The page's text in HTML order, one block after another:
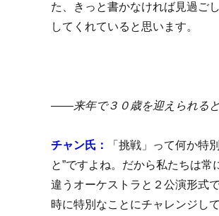
た、きっと書かなければ見過ご
してくれていると思います。
――来年で３０歳を迎えられると
チャン氏：
「挑戦」って何か特
と”ですよね。だから私たちは
違うオーケストラと２公演形式
時に特別なことにチャレンジし